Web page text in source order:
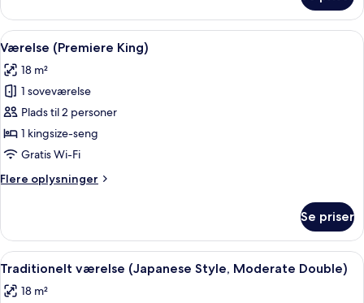
(Moderate)
Indlæs
alle
billeder
af
Værelse
(Premiere
King)
Et moderne soveværelse med en
5
Værelse (Premiere King)
18 m²
1 soveværelse
Plads til 2 personer
1 kingsize-seng
Gratis Wi-Fi
Flere oplysninger
Flere
(Premiere
King)
Se priser
Indlæs
alle
billeder
Traditionelt værelse (Japanese
6
Traditionelt værelse (Japanese Style, Moderate Double)
18 m²